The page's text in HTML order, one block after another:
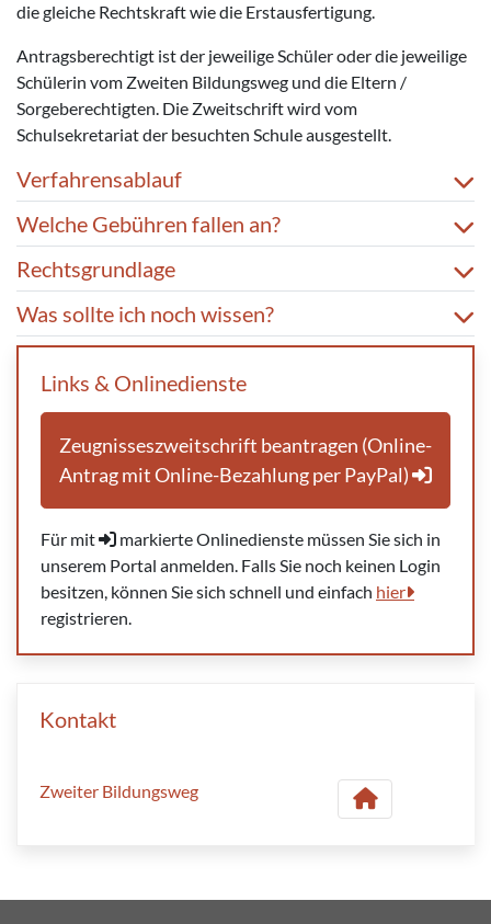
die gleiche Rechtskraft wie die Erstausfertigung.
Antragsberechtigt ist der jeweilige Schüler oder die jeweilige
Schülerin vom Zweiten Bildungsweg und die Eltern /
Sorgeberechtigten. Die Zweitschrift wird vom
Schulsekretariat der besuchten Schule ausgestellt.
Verfahrensablauf
Welche Gebühren fallen an?
Rechtsgrundlage
Was sollte ich noch wissen?
Links & Onlinedienste
Zeugnisseszweitschrift beantragen (Online-
Antrag mit Online-Bezahlung per PayPal)
Für mit
markierte Onlinedienste müssen Sie sich in
unserem Portal anmelden. Falls Sie noch keinen Login
besitzen, können Sie sich schnell und einfach hier
registrieren.
Kontakt
Zweiter Bildungsweg